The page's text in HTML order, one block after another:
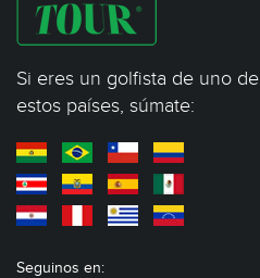
Si eres un golfista de uno de
estos países, súmate:
Seguinos en: